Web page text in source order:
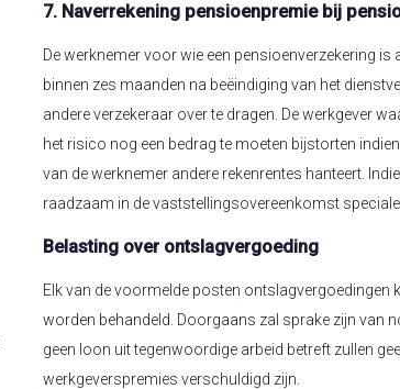
7. Naverrekening pensioenpremie bij
De werknemer voor wie een pensioenverzekering
binnen zes maanden na beëindiging van het
andere verzekeraar over te dragen. De werkgever
het risico nog een bedrag te moeten bijstorten
van de werknemer andere rekenrentes hanteert.
raadzaam in de vaststellingsovereenkomst
Belasting over ontslagvergoeding
Elk van de voormelde posten ontslagvergoedingen
worden behandeld. Doorgaans zal sprake zijn van
geen loon uit tegenwoordige arbeid betreft zullen
werkgeverspremies verschuldigd zijn.